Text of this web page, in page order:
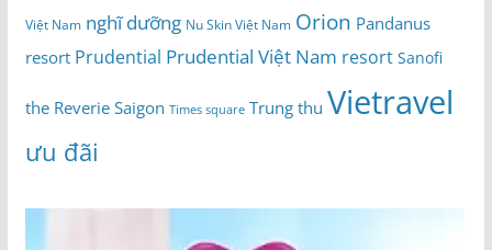
Việt Nam nghĩ dưỡng Nu Skin Việt Nam Orion Pandanus
resort Prudential Prudential Việt Nam resort Sanofi
the Reverie Saigon Times square Trung thu Vietravel
ưu đãi